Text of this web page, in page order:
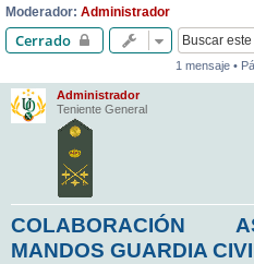
Moderador: Administrador
Cerrado
1 mensaje •
Administrador
Teniente General
COLABORACIÓN
MANDOS GUARDIA